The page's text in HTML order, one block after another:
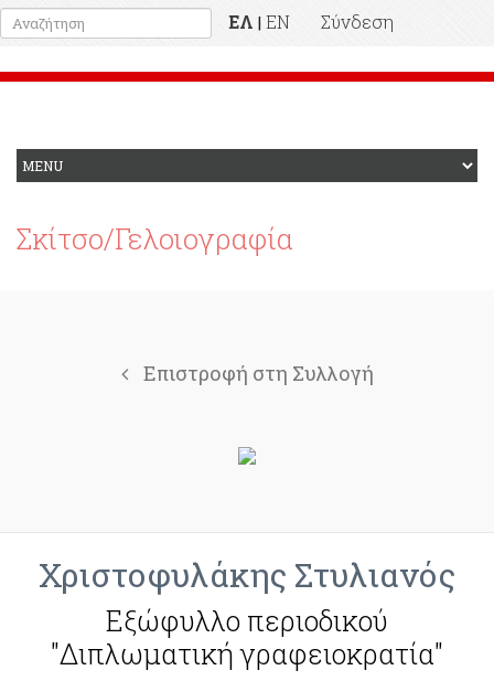
ΕΛ | EN
Σύνδεση
Σκίτσο/Γελοιογραφία
Επιστροφή στη Συλλογή
Χριστοφυλάκης Στυλιανός
Εξώφυλλο περιοδικού
"Διπλωματική γραφειοκρατία"